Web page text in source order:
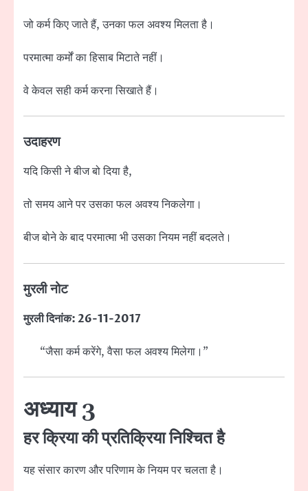
जो कर्म किए जाते हैं, उनका फल अवश्य मिलता है।
परमात्मा कर्मों का हिसाब मिटाते नहीं।
वे केवल सही कर्म करना सिखाते हैं।
उदाहरण
यदि किसी ने बीज बो दिया है,
तो समय आने पर उसका फल अवश्य निकलेगा।
बीज बोने के बाद परमात्मा भी उसका नियम नहीं बदलते।
मुरली नोट
मुरली दिनांक: 26-11-2017
“जैसा कर्म करेंगे, वैसा फल अवश्य मिलेगा।”
अध्याय 3
हर क्रिया की प्रतिक्रिया निश्चित है
यह संसार कारण और परिणाम के नियम पर चलता है।